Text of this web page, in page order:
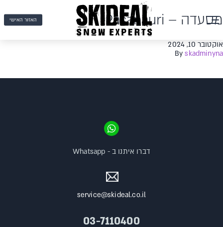
האזור האישי מסעדה – Pasanauri
אוקטובר 10, 2024
Byskadminyna
service@skideal.co.il
03-7110400
דברו איתנו ב - Whatsapp